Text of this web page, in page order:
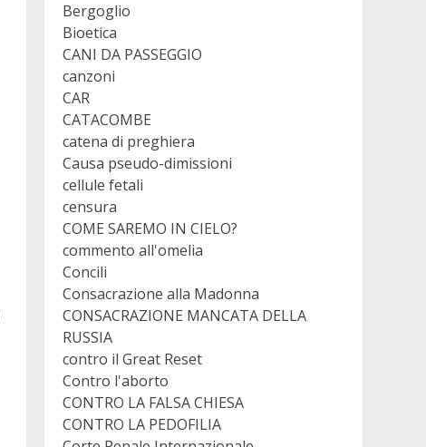
Bergoglio
Bioetica
CANI DA PASSEGGIO
canzoni
CAR
CATACOMBE
catena di preghiera
Causa pseudo-dimissioni
cellule fetali
censura
COME SAREMO IN CIELO?
commento all'omelia
Concili
Consacrazione alla Madonna
CONSACRAZIONE MANCATA DELLA
RUSSIA
contro il Great Reset
Contro l'aborto
CONTRO LA FALSA CHIESA
CONTRO LA PEDOFILIA